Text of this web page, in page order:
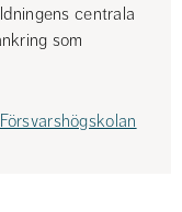
centrala
som